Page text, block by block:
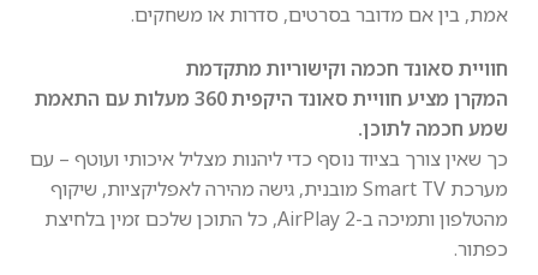
אמת, בין אם מדובר בסרטים, סדרות או משחקים.
חוויית סאונד חכמה וקישוריות מתקדמת
המקרן מציע חוויית סאונד היקפית 360 מעלות עם התאמת
שמע חכמה לתוכן.
כך שאין צורך בציוד נוסף כדי ליהנות מצליל איכותי ועוטף – עם
מערכת Smart TV מובנית, גישה מהירה לאפליקציות, שיקוף
מהטלפון ותמיכה ב-AirPlay 2, כל התוכן שלכם זמין בלחיצת
כפתור.